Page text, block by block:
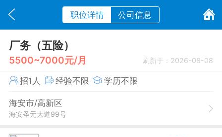
职位详情 公司信息
厂务（五险）
5500~7000元/月 刷新于：2026-08-08
招1人 经验不限 学历不限
海安市/高新区
海安圣元大道99号